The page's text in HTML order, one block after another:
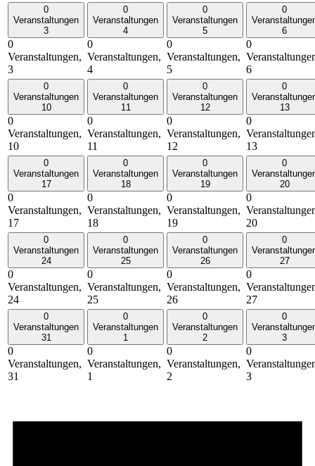
0
Veranstaltungen
3
0
Veranstaltungen,
3
0
Veranstaltungen
4
0
Veranstaltungen,
4
0
Veranstaltungen
5
0
Veranstaltungen,
5
0
6
0
6
0
Veranstaltungen
10
0
Veranstaltungen,
10
0
Veranstaltungen
11
0
Veranstaltungen,
11
0
Veranstaltungen
12
0
Veranstaltungen,
12
0
13
0
13
0
Veranstaltungen
17
0
Veranstaltungen,
17
0
Veranstaltungen
18
0
Veranstaltungen,
18
0
Veranstaltungen
19
0
Veranstaltungen,
19
0
20
0
20
0
Veranstaltungen
24
0
Veranstaltungen,
24
0
Veranstaltungen
25
0
Veranstaltungen,
25
0
Veranstaltungen
26
0
Veranstaltungen,
26
0
27
0
27
0
Veranstaltungen
31
0
Veranstaltungen,
31
0
Veranstaltungen
1
0
Veranstaltungen,
1
0
Veranstaltungen
2
0
Veranstaltungen,
2
0
3
0
3